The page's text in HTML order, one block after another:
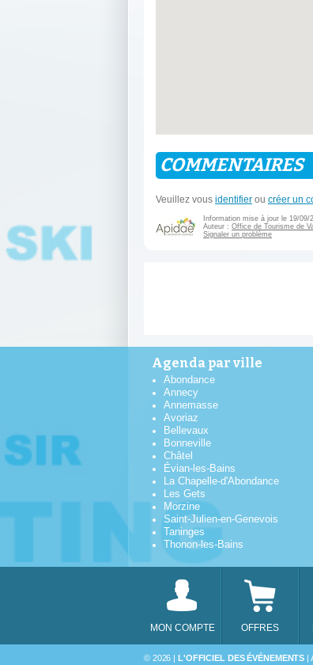
COMMENTAIRES
Veuillez vous identifier ou créer un
Information mise à jour le 19/09/
Auteur : Office de Tourisme de
Signaler un problème
Agenda par ville
Abondance
Annecy
Annemasse
Avoriaz
Bellevaux
Bonneville
Châtel
Évian-les-Bains
La Chapelle-d'Abondance
Les Gets
Morzine
Saint-Julien-en-Genevois
Taninges
Thonon-les-Bains
MON COMPTE OFFRES
© 2026 |L'OFFICIEL DES ÉVÉNEMENTS |